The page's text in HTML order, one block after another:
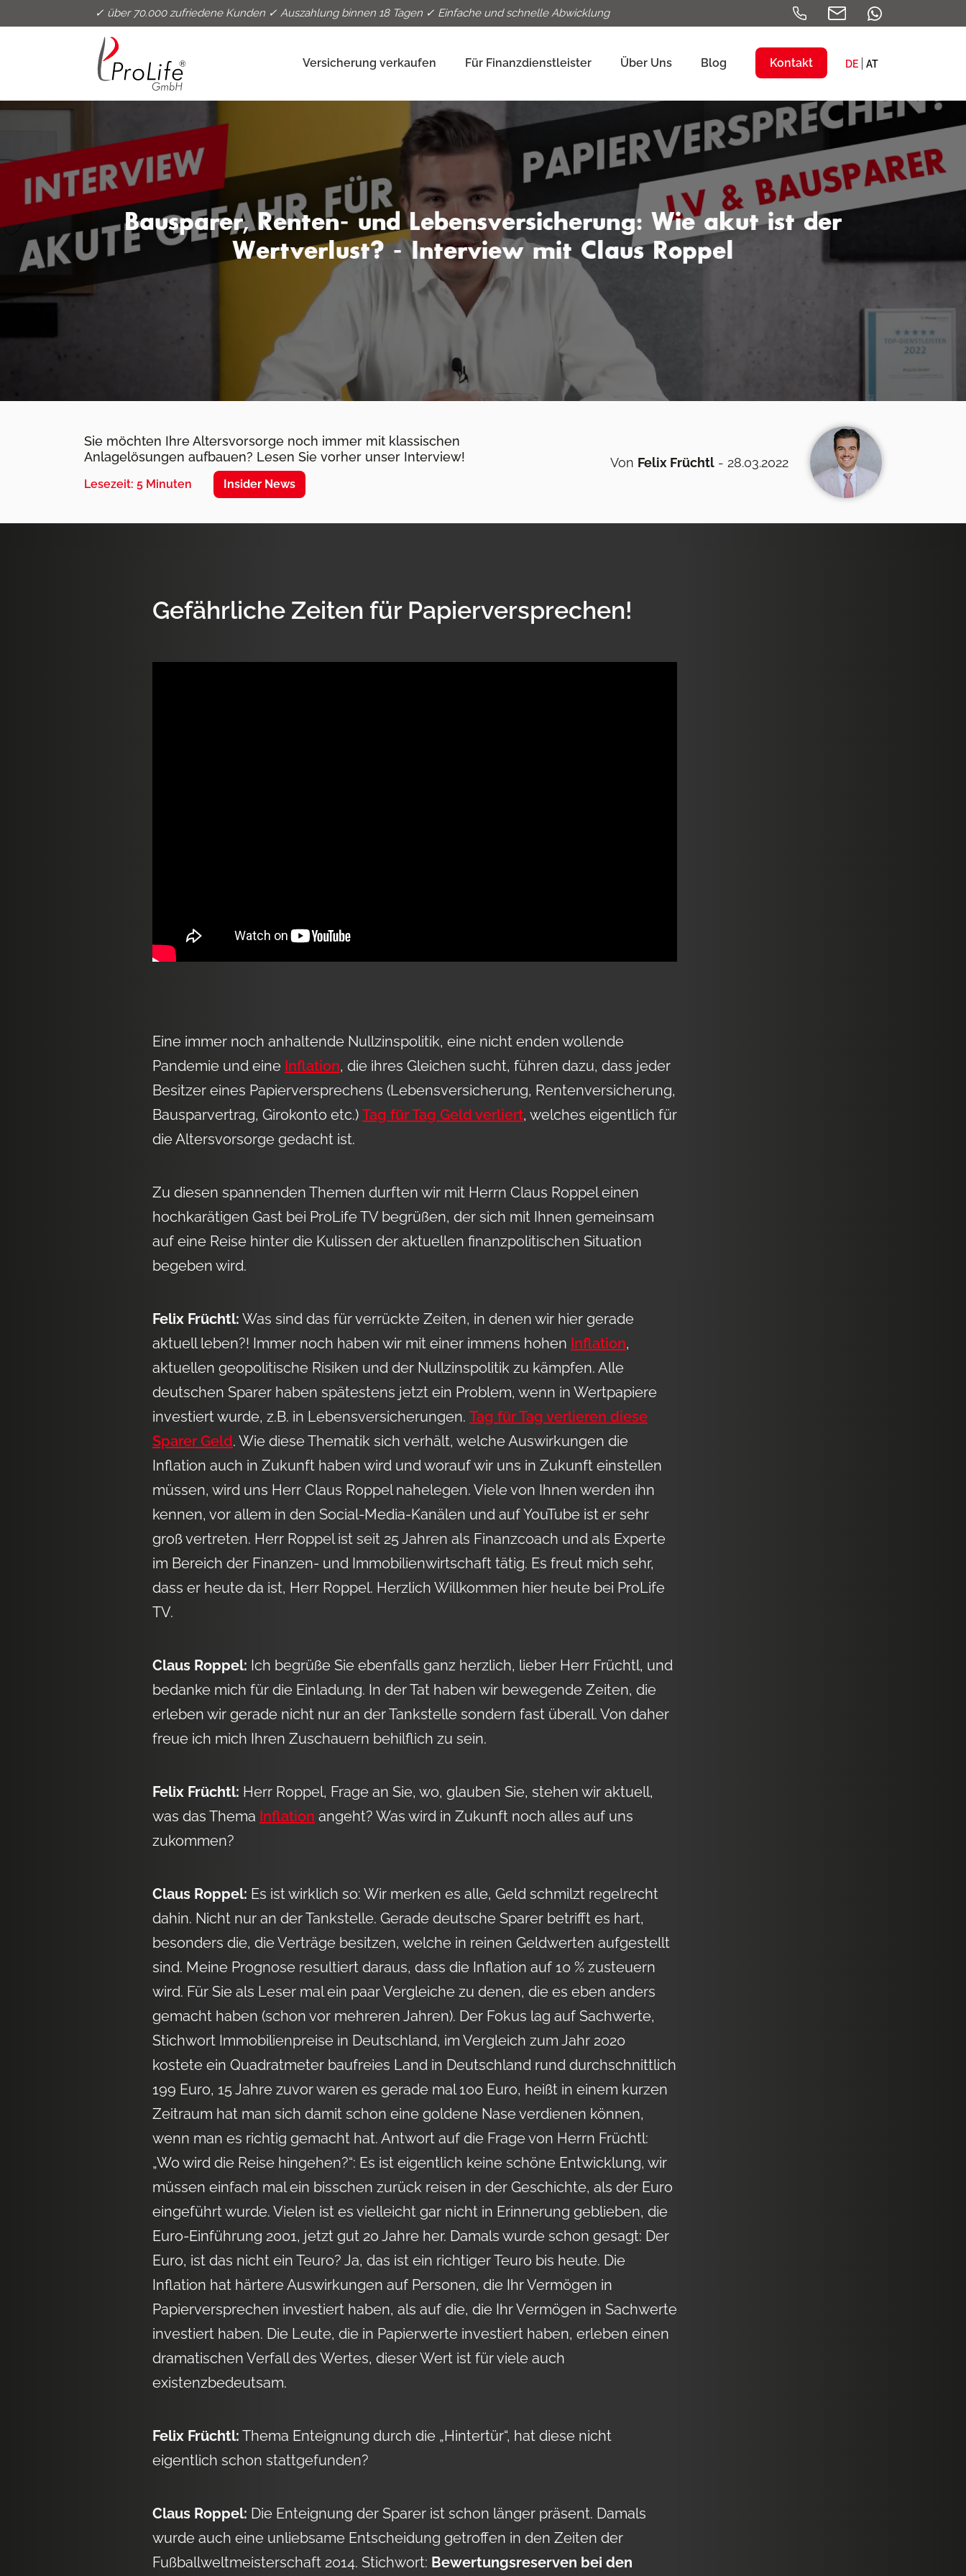
✓ über 70.000 zufriedene Kunden ✓ Auszahlung binnen 18 Tagen ✓ Einfache und schnelle Abwicklung
Versicherung verkaufen Für Finanzdienstleister Über Uns Blog Kontakt DE AT
Bausparer, Renten- und Lebensversicherung: Wie akut ist der
Wertverlust? - Interview mit Claus Roppel
Sie möchten Ihre Altersvorsorge noch immer mit klassischen
Anlagelösungen aufbauen? Lesen Sie vorher unser Interview!
Lesezeit: 5 Minuten Insider News
Von Felix Früchtl - 28.03.2022
Gefährliche Zeiten für Papierversprechen!
Eine immer noch anhaltende Nullzinspolitik, eine nicht enden wollende
Pandemie und eine Inflation, die ihres Gleichen sucht, führen dazu, dass jeder
Besitzer eines Papierversprechens (Lebensversicherung, Rentenversicherung,
Bausparvertrag, Girokonto etc.) Tag für Tag Geld verliert, welches eigentlich für
die Altersvorsorge gedacht ist.
Zu diesen spannenden Themen durften wir mit Herrn Claus Roppel einen
hochkarätigen Gast bei ProLife TV begrüßen, der sich mit Ihnen gemeinsam
auf eine Reise hinter die Kulissen der aktuellen finanzpolitischen Situation
begeben wird.
Felix Früchtl: Was sind das für verrückte Zeiten, in denen wir hier gerade
aktuell leben?! Immer noch haben wir mit einer immens hohen Inflation,
aktuellen geopolitische Risiken und der Nullzinspolitik zu kämpfen. Alle
deutschen Sparer haben spätestens jetzt ein Problem, wenn in Wertpapiere
investiert wurde, z.B. in Lebensversicherungen. Tag für Tag verlieren diese
Sparer Geld. Wie diese Thematik sich verhält, welche Auswirkungen die
Inflation auch in Zukunft haben wird und worauf wir uns in Zukunft einstellen
müssen, wird uns Herr Claus Roppel nahelegen. Viele von Ihnen werden ihn
kennen, vor allem in den Social-Media-Kanälen und auf YouTube ist er sehr
groß vertreten. Herr Roppel ist seit 25 Jahren als Finanzcoach und als Experte
im Bereich der Finanzen- und Immobilienwirtschaft tätig. Es freut mich sehr,
dass er heute da ist, Herr Roppel. Herzlich Willkommen hier heute bei ProLife
TV.
Claus Roppel: Ich begrüße Sie ebenfalls ganz herzlich, lieber Herr Früchtl, und
bedanke mich für die Einladung. In der Tat haben wir bewegende Zeiten, die
erleben wir gerade nicht nur an der Tankstelle sondern fast überall. Von daher
freue ich mich Ihren Zuschauern behilflich zu sein.
Felix Früchtl: Herr Roppel, Frage an Sie, wo, glauben Sie, stehen wir aktuell,
was das Thema Inflation angeht? Was wird in Zukunft noch alles auf uns
zukommen?
Claus Roppel: Es ist wirklich so: Wir merken es alle, Geld schmilzt regelrecht
dahin. Nicht nur an der Tankstelle. Gerade deutsche Sparer betrifft es hart,
besonders die, die Verträge besitzen, welche in reinen Geldwerten aufgestellt
sind. Meine Prognose resultiert daraus, dass die Inflation auf 10 % zusteuern
wird. Für Sie als Leser mal ein paar Vergleiche zu denen, die es eben anders
gemacht haben (schon vor mehreren Jahren). Der Fokus lag auf Sachwerte,
Stichwort Immobilienpreise in Deutschland, im Vergleich zum Jahr 2020
kostete ein Quadratmeter baufreies Land in Deutschland rund durchschnittlich
199 Euro, 15 Jahre zuvor waren es gerade mal 100 Euro, heißt in einem kurzen
Zeitraum hat man sich damit schon eine goldene Nase verdienen können,
wenn man es richtig gemacht hat. Antwort auf die Frage von Herrn Früchtl:
„Wo wird die Reise hingehen?“: Es ist eigentlich keine schöne Entwicklung, wir
müssen einfach mal ein bisschen zurück reisen in der Geschichte, als der Euro
eingeführt wurde. Vielen ist es vielleicht gar nicht in Erinnerung geblieben, die
Euro-Einführung 2001, jetzt gut 20 Jahre her. Damals wurde schon gesagt: Der
Euro, ist das nicht ein Teuro? Ja, das ist ein richtiger Teuro bis heute. Die
Inflation hat härtere Auswirkungen auf Personen, die Ihr Vermögen in
Papierversprechen investiert haben, als auf die, die Ihr Vermögen in Sachwerte
investiert haben. Die Leute, die in Papierwerte investiert haben, erleben einen
dramatischen Verfall des Wertes, dieser Wert ist für viele auch
existenzbedeutsam.
Felix Früchtl: Thema Enteignung durch die „Hintertür“, hat diese nicht
eigentlich schon stattgefunden?
Claus Roppel: Die Enteignung der Sparer ist schon länger präsent. Damals
wurde auch eine unliebsame Entscheidung getroffen in den Zeiten der
Fußballweltmeisterschaft 2014. Stichwort: Bewertungsreserven bei den